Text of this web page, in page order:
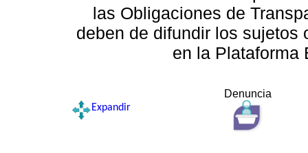
las Obligaciones de
deben de difundir los sujetos
en la Plataforma
Denuncia
Expandir